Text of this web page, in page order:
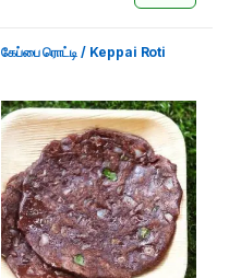
கேப்பை ரொட்டி / Keppai Roti